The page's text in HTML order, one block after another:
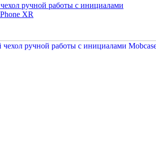
ручной работы с инициалами
XR